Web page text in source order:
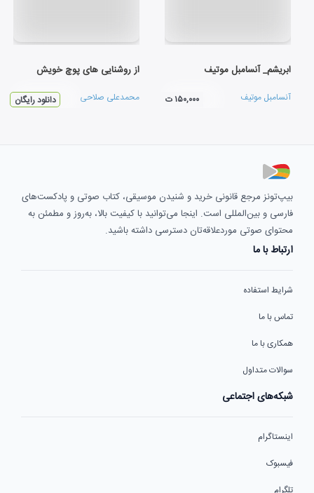
ابریشم_ آنسامبل موتیف
آنسامبل موتیف ۱۵۰,۰۰۰ ت
از روشنایی های پوچ خویش
محمدعلی صلاحی دانلود رایگان
بیپ‌تونز مرجع قانونی خرید و شنیدن موسیقی، کتاب صوتی و پادکست‌های
فارسی و بین‌المللی است. اینجا می‌توانید با کیفیت بالا، به‌روز و مطمئن به
محتوای صوتی موردعلاقه‌تان دسترسی داشته باشید.
ارتباط با ما
شرایط استفاده
تماس با ما
همکاری با ما
سوالات متداول
شبکه‌های اجتماعی
اینستاگرام
فیسبوک
تلگرام